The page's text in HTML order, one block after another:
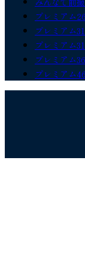
プレミアム
プレミアム
プレミアム
プレミアム
プレミアム